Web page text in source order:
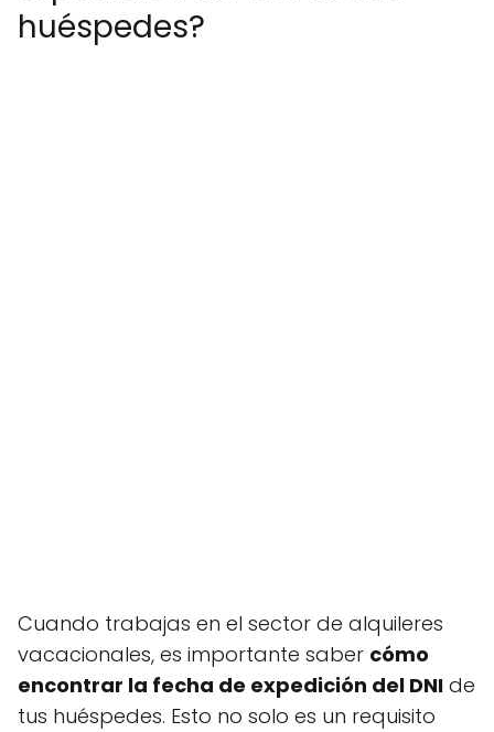
huéspedes?
Cuando trabajas en el sector de alquileres
vacacionales, es importante saber cómo
encontrar la fecha de expedición del DNI de
tus huéspedes. Esto no solo es un requisito